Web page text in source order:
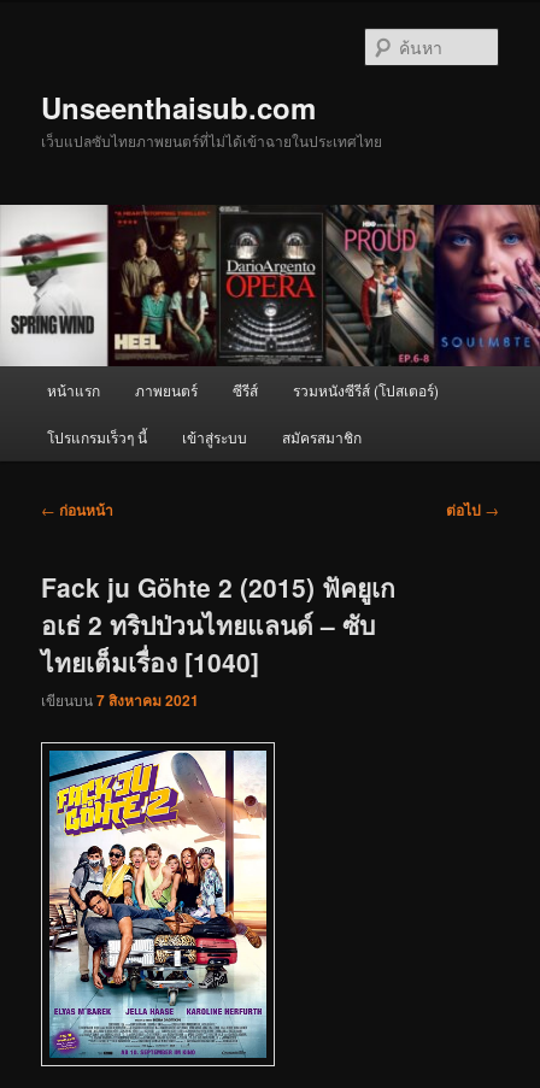
Unseenthaisub.com
เว็บแปลซับไทยภาพยนตร์ที่ไม่ได้เข้าฉายในประเทศไทย
หน้าแรก ภาพยนตร์ ซีรีส์ รวมหนังซีรีส์ (โปสเตอร์)
โปรแกรมเร็วๆ นี้ เข้าสู่ระบบ สมัครสมาชิก
เมนู
← ก่อนหน้า ต่อไป →
Fack ju Göhte 2 (2015) ฟัคยูเก
อเธ่ 2 ทริปป่วนไทยแลนด์ – ซับ
ไทยเต็มเรื่อง [1040]
เขียนบน7 สิงหาคม 2021